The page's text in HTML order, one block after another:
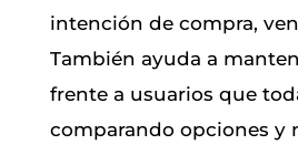
intención de compra,
También ayuda a
frente a usuarios que
comparando opciones y